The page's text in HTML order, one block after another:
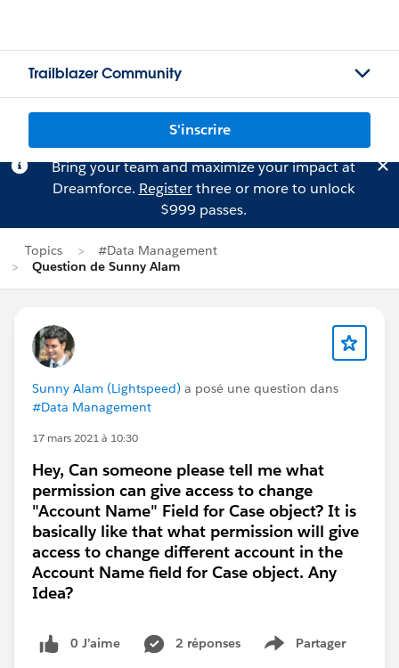
Trailblazer Community
S'inscrire
Bring your team and maximize your impact at
Dreamforce. Registerthree or more to unlock
$999 passes.
Topics
#Data Management
Question de Sunny Alam
Sunny Alam (Lightspeed) a posé une question dans
#Data Management
17 mars 2021 à 10:30
Hey, Can someone please tell me what
permission can give access to change
"Account Name" Field for Case object? It is
basically like that what permission will give
access to change different account in the
Account Name field for Case object. Any
Idea?
0 J’aime 2 réponses Partager
Show menu